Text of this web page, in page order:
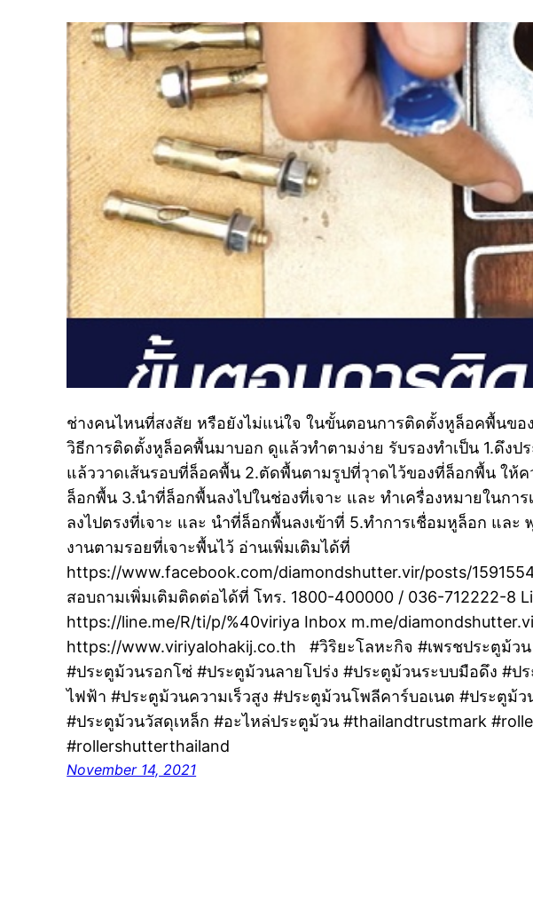
ช่างคนไหนที่สงสัย หรือยังไม่แน่ใจ ในขั้นตอนการติดตั้งหูล็อคพื้นขอ
วิธีการติดตั้งหูล็อคพื้นมาบอก ดูแล้วทำตามง่าย รับรองทำเป็น 1.ดึงป
แล้ววาดเส้นรอบที่ล็อคพื้น 2.ตัดพื้นตามรูปที่วุาดไว้ของที่ล็อกพื้น ให้
ล็อกพื้น 3.นำที่ล็อกพื้นลงไปในช่องที่เจาะ และ ทำเครื่องหมายในการ
ลงไปตรงที่เจาะ และ นำที่ล็อกพื้นลงเข้าที่ 5.ทำการเชื่อมหูล็อก และ
งานตามรอยที่เจาะพื้นไว้ อ่านเพิ่มเติมได้ที่
https://www.facebook.com/diamondshutter.vir/posts/
สอบถามเพิ่มเติมติดต่อได้ที่ โทร. 1800-400000 / 036-712222-8
https://line.me/R/ti/p/%40viriya Inbox m.me/
https://www.viriyalohakij.co.th #วิริยะโลหะกิจ #เพรชประตูม้ว
#ประตูม้วนรอกโซ่ #ประตูม้วนลายโปร่ง #ประตูม้วนระบบมือดึง #ป
ไฟฟ้า #ประตูม้วนความเร็วสูง #ประตูม้วนโพลีคาร์บอเนต #ประตูม้ว
#ประตูม้วนวัสดุเหล็ก #อะไหล่ประตูม้วน #thailandtrustmark
#rollershutterthailand
November 14, 2021